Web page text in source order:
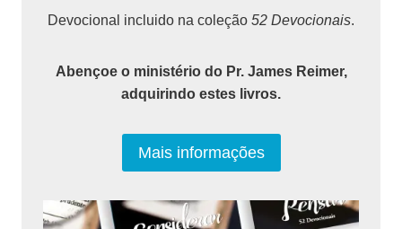
Devocional incluido na coleção 52 Devocionais.
Abençoe o ministério do Pr. James Reimer,
adquirindo estes livros.
Mais informações